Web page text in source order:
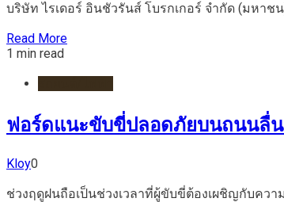
บริษัท ไรเดอร์ อินชัวรันส์ โบรกเกอร์ จำกัด (มหาชน
Read More
1 min read
ฟอร์ดแนะขับขี่ปลอดภัยบนถนนลื่น
Kloy0
ช่วงฤดูฝนถือเป็นช่วงเวลาที่ผู้ขับขี่ต้องเผชิญกับควา